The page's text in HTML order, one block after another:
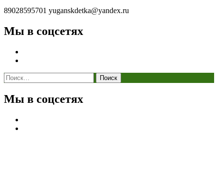
89028595701 yuganskdetka@yandex.ru
Мы в соцсетях
Найти:
Мы в соцсетях